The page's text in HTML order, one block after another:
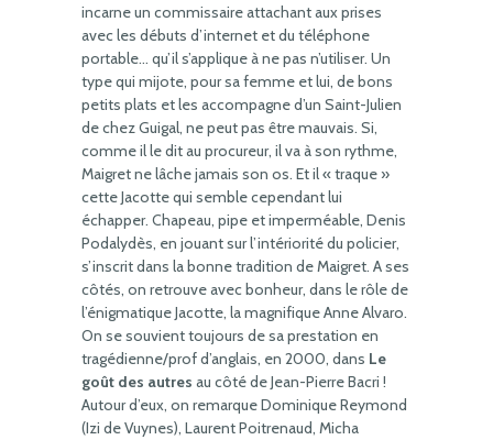
incarne un commissaire attachant aux prises
avec les débuts d’internet et du téléphone
portable… qu’il s’applique à ne pas n’utiliser. Un
type qui mijote, pour sa femme et lui, de bons
petits plats et les accompagne d’un Saint-Julien
de chez Guigal, ne peut pas être mauvais. Si,
comme il le dit au procureur, il va à son rythme,
Maigret ne lâche jamais son os. Et il « traque »
cette Jacotte qui semble cependant lui
échapper. Chapeau, pipe et imperméable, Denis
Podalydès, en jouant sur l’intériorité du policier,
s’inscrit dans la bonne tradition de Maigret. A ses
côtés, on retrouve avec bonheur, dans le rôle de
l’énigmatique Jacotte, la magnifique Anne Alvaro.
On se souvient toujours de sa prestation en
tragédienne/prof d’anglais, en 2000, dans Le
goût des autres au côté de Jean-Pierre Bacri !
Autour d’eux, on remarque Dominique Reymond
(Izi de Vuynes), Laurent Poitrenaud, Micha